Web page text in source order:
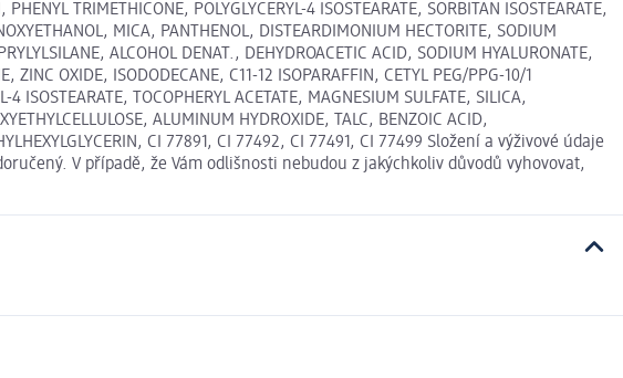
TRIMETHICONE, POLYGLYCERYL-4 ISOSTEARATE, SORBITAN ISOSTEARATE,
MICA, PANTHENOL, DISTEARDIMONIUM HECTORITE, SODIUM
ALCOHOL DENAT., DEHYDROACETIC ACID, SODIUM HYALURONATE,
OXIDE, ISODODECANE, C11-12 ISOPARAFFIN, CETYL PEG/PPG-10/1
ISOSTEARATE, TOCOPHERYL ACETATE, MAGNESIUM SULFATE, SILICA,
ALUMINUM HYDROXIDE, TALC, BENZOIC ACID,
CI 77891, CI 77492, CI 77491, CI 77499 Složení a výživové údaje
V případě, že Vám odlišnosti nebudou z jakýchkoliv důvodů vyhovovat,